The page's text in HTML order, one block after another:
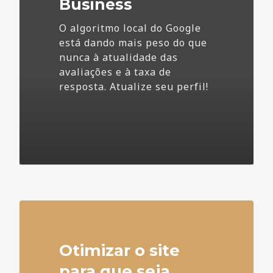
Business
O algoritmo local do Google
está dando mais peso do que
nunca à atualidade das
avaliações e à taxa de
resposta. Atualize seu perfil!
Otimizar o site